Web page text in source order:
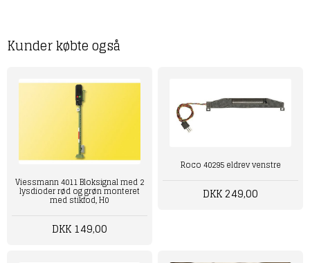
Kunder købte også
Viessmann 4011 Bloksignal med 2
lysdioder rød og grøn monteret
med stikfod, H0
DKK 149,00
Roco 40295 eldrev venstre
DKK 249,00